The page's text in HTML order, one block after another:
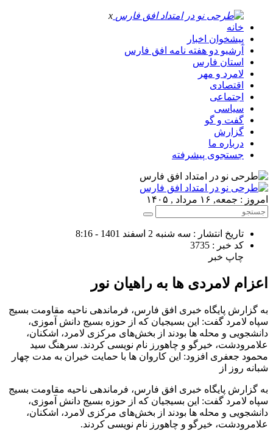
x
خانه
پیشخوان اخبار
آرشیو دو هفته نامه افق فارس
استان فارس
لامرد و مهر
اقتصادی
اجتماعی
سیاسی
گفت و گو
گزارش
درباره ما
جستجوی پیشرفته
امروز : جمعه, ۱۶ مرداد , ۱۴۰۵
تاریخ انتشار : سه شنبه 2 اسفند 1401 - 8:16
کد خبر : 3735
چاپ خبر
اعزام لامردی ها به راهیان نور
به گزارش پایگاه خبری افق فارس، فرماندهی ناحیه مقاومت بسیج
سپاه لامرد گفت: این بسیجیان که از حوزه بسیج دانش آموزی،
دانشجویی و محله ها بودند از بخش‌های مرکزی لامرد، اشکنان،
علامرودشت، خیرگو و چاهورز نام نویسی کردند. سرهنگ سید
محمود جعفری افزود: این کاروان ها با حمایت خیران به مدت چهار
شبانه روز از
به گزارش پایگاه خبری افق فارس، فرماندهی ناحیه مقاومت بسیج
سپاه لامرد گفت: این بسیجیان که از حوزه بسیج دانش آموزی،
دانشجویی و محله ها بودند از بخش‌های مرکزی لامرد، اشکنان،
علامرودشت، خیرگو و چاهورز نام نویسی کردند.